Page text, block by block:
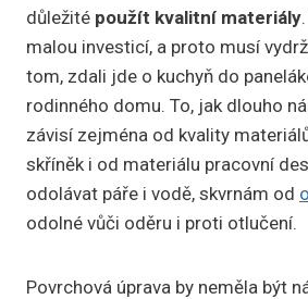
důležité použít kvalitní materiály
malou investicí, a proto musí
tom, zdali jde o kuchyň do
rodinného domu. To, jak dlouho
závisí zejména od kvality
skříněk i od materiálu pracovní
odolávat páře i vodě, skvrnám od
odolné vůči oděru i proti otlučení.
Povrchová úprava by neměla být